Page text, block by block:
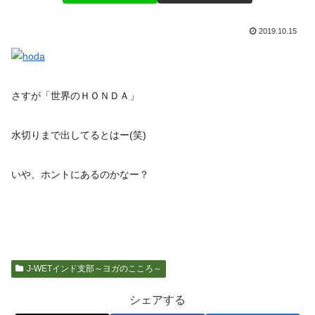
2019.10.15
さすが「世界のＨＯＮＤＡ」
水切りまで出してるとはー(笑)
いや、ホントにあるのかなー？
J-WETインド支部～ヨガのこころ～
シェアする